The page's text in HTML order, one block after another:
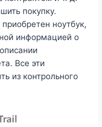
покупку.
ноутбук,
информацией о
Все эти
из контрольного